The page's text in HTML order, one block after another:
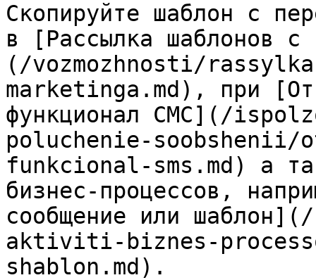
Скопируйте шаблон с
в [Рассылка шаблонов с
(/vozmozhnosti/
marketinga.md), при
функционал СМС](/
poluchenie-soobshenii/
funkcional-sms.md) а
бизнес-процессов,
сообщение или
aktiviti-biznes-
shablon.md).